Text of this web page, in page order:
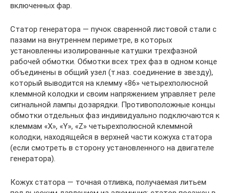
включенных фар.
Статор генератора — пучок сваренной листовой стали с
пазами на внутреннем периметре, в которых
установленны изолированные катушки трехфазной
рабочей обмотки. Обмотки всех трех фаз в одном конце
объединены в общий узел (т.наз. соединение в звезду),
который выводится на клемму «86» четырехполюсной
клеммной колодки и своим напряжением управляет реле
сигнальной лампы дозарядки. Противоположные концы
обмотки отдельных фаз индивидуально подключаются к
клеммам «X», «Y», «Z» четырехполюсной клеммной
колодки, находящейся в верхней части кожуха статора
(если смотреть в сторону установленного на двигателе
генератора).
Кожух статора — точная отливка, получаемая литьем